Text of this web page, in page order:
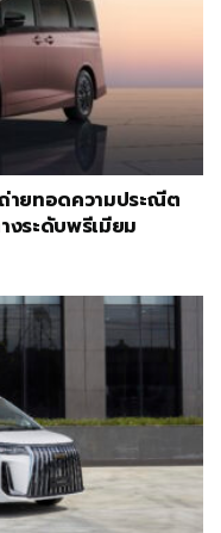
ถ่ายทอดความประณีต
ระดับพรีเมียม